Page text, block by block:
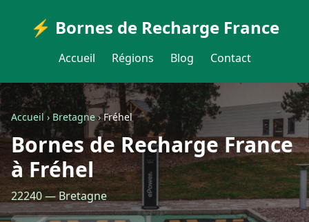
⚡ Bornes de Recharge France
Accueil Régions Blog Contact
Accueil›Bretagne›Fréhel
Bornes de Recharge France
à Fréhel
22240 — Bretagne